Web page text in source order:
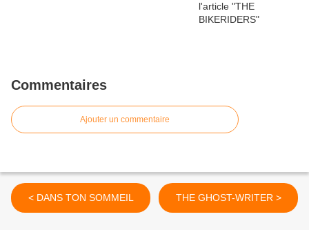
Commentaires
Ajouter un commentaire
< DANS TON SOMMEIL THE GHOST-WRITER >